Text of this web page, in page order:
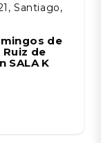
Santiago,
de
de
SALA K